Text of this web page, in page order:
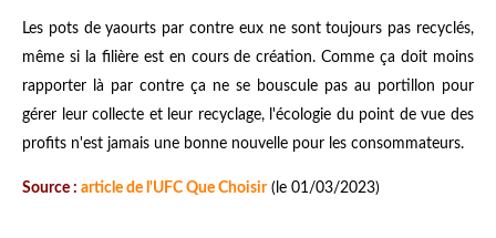
Les pots de yaourts par contre eux ne sont toujours pas recyclés,
même si la filière est en cours de création. Comme ça doit moins
rapporter là par contre ça ne se bouscule pas au portillon pour
gérer leur collecte et leur recyclage, l'écologie du point de vue des
profits n'est jamais une bonne nouvelle pour les consommateurs.
Source : article de l'UFC Que Choisir(le 01/03/2023)